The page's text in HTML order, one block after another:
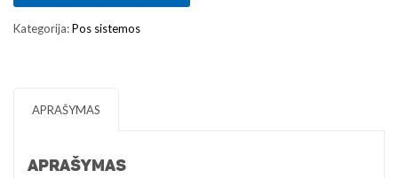
Kategorija:Pos sistemos
APRAŠYMAS
APRAŠYMAS